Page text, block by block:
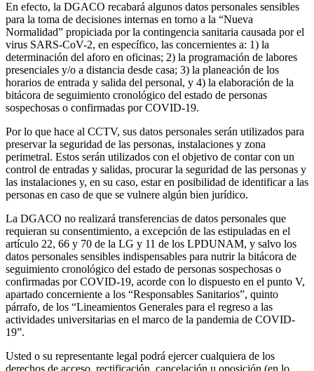
En efecto, la DGACO recabará algunos datos personales sensibles
para la toma de decisiones internas en torno a la “Nueva
Normalidad” propiciada por la contingencia sanitaria causada por el
virus SARS-CoV-2, en específico, las concernientes a: 1) la
determinación del aforo en oficinas; 2) la programación de labores
presenciales y/o a distancia desde casa; 3) la planeación de los
horarios de entrada y salida del personal, y 4) la elaboración de la
bitácora de seguimiento cronológico del estado de personas
sospechosas o confirmadas por COVID-19.
Por lo que hace al CCTV, sus datos personales serán utilizados para
preservar la seguridad de las personas, instalaciones y zona
perimetral. Estos serán utilizados con el objetivo de contar con un
control de entradas y salidas, procurar la seguridad de las personas y
las instalaciones y, en su caso, estar en posibilidad de identificar a las
personas en caso de que se vulnere algún bien jurídico.
La DGACO no realizará transferencias de datos personales que
requieran su consentimiento, a excepción de las estipuladas en el
artículo 22, 66 y 70 de la LG y 11 de los LPDUNAM, y salvo los
datos personales sensibles indispensables para nutrir la bitácora de
seguimiento cronológico del estado de personas sospechosas o
confirmadas por COVID-19, acorde con lo dispuesto en el punto V,
apartado concerniente a los “Responsables Sanitarios”, quinto
párrafo, de los “Lineamientos Generales para el regreso a las
actividades universitarias en el marco de la pandemia de COVID-
19”.
Usted o su representante legal podrá ejercer cualquiera de los